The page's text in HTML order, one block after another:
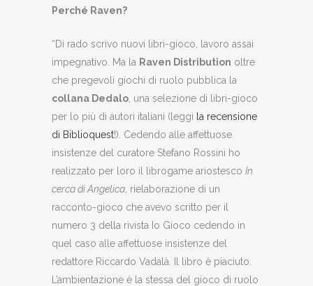
Perché Raven?
“Di rado scrivo nuovi libri-gioco, lavoro assai
impegnativo. Ma la Raven Distribution oltre
che pregevoli giochi di ruolo pubblica la
collana Dedalo, una selezione di libri-gioco
per lo più di autori italiani (leggi la recensione
di Biblioquest!). Cedendo alle affettuose
insistenze del curatore Stefano Rossini ho
realizzato per loro il librogame ariostesco In
cerca di Angelica, rielaborazione di un
racconto-gioco che avevo scritto per il
numero 3 della rivista Io Gioco cedendo in
quel caso alle affettuose insistenze del
redattore Riccardo Vadalà. Il libro è piaciuto.
L’ambientazione è la stessa del gioco di ruolo